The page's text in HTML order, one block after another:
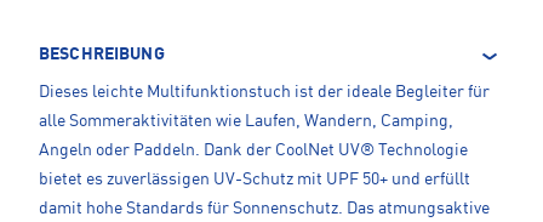
BESCHREIBUNG
Dieses leichte Multifunktionstuch ist der ideale Begleiter für
alle Sommeraktivitäten wie Laufen, Wandern, Camping,
Angeln oder Paddeln. Dank der CoolNet UV® Technologie
bietet es zuverlässigen UV-Schutz mit UPF 50+ und erfüllt
damit hohe Standards für Sonnenschutz. Das atmungsaktive